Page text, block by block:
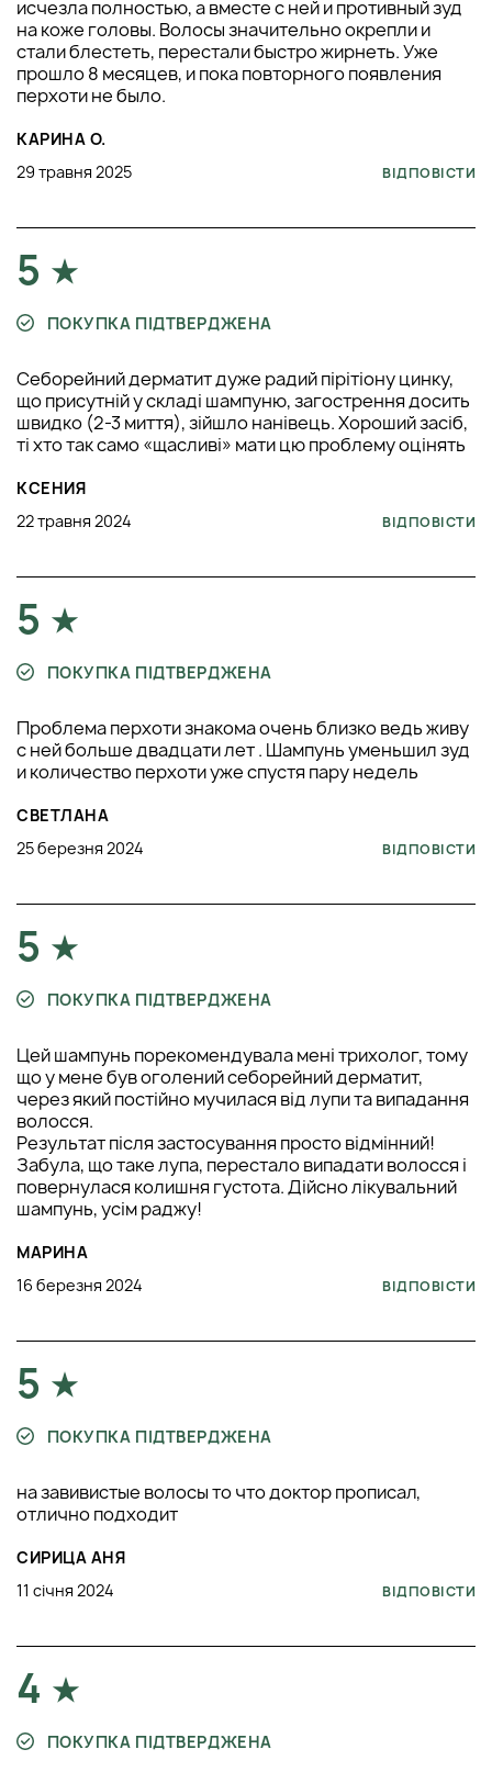
исчезла полностью, а вместе с ней и противный зуд
на коже головы. Волосы значительно окрепли и
стали блестеть, перестали быстро жирнеть. Уже
прошло 8 месяцев, и пока повторного появления
перхоти не было.
КАРИНА О.
29 травня 2025
ВІДПОВІСТИ
5
ПОКУПКА ПІДТВЕРДЖЕНА
Себорейний дерматит дуже радий пірітіону цинку,
що присутній у складі шампуню, загострення досить
швидко (2-3 миття), зійшло нанівець. Хороший засіб,
ті хто так само «щасливі» мати цю проблему оцінять
КСЕНИЯ
22 травня 2024
ВІДПОВІСТИ
5
ПОКУПКА ПІДТВЕРДЖЕНА
Проблема перхоти знакома очень близко ведь живу
с ней больше двадцати лет . Шампунь уменьшил зуд
и количество перхоти уже спустя пару недель
СВЕТЛАНА
25 березня 2024
ВІДПОВІСТИ
5
ПОКУПКА ПІДТВЕРДЖЕНА
Цей шампунь порекомендувала мені трихолог, тому
що у мене був оголений себорейний дерматит,
через який постійно мучилася від лупи та випадання
волосся.
Результат після застосування просто відмінний!
Забула, що таке лупа, перестало випадати волосся і
повернулася колишня густота. Дійсно лікувальний
шампунь, усім раджу!
МАРИНА
16 березня 2024
ВІДПОВІСТИ
5
ПОКУПКА ПІДТВЕРДЖЕНА
на завивистые волосы то что доктор прописал,
отлично подходит
СИРИЦА АНЯ
11 січня 2024
ВІДПОВІСТИ
4
ПОКУПКА ПІДТВЕРДЖЕНА